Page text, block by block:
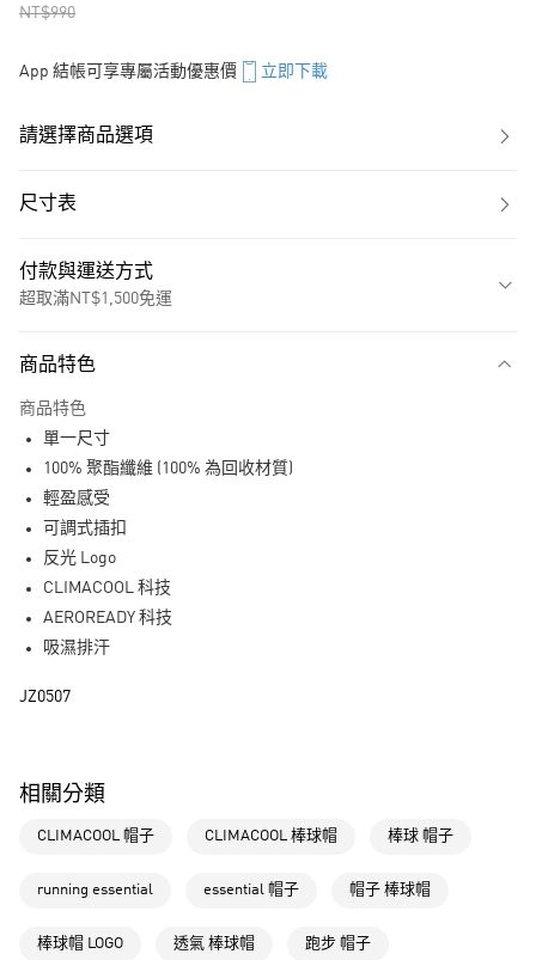
NT$990
App 結帳可享專屬活動優惠價 立即下載
請選擇商品選項
尺寸表
付款與運送方式
超取滿NT$1,500免運
LINE Pay
全家取貨付款
每筆NT$80，滿NT$1,500(含以上)免運費
付款後全家取貨
每筆NT$80，滿NT$1,500(含以上)免運費
付款後萊爾富取貨
每筆NT$80，滿NT$1,500(含以上)免運費
商品特色
商品特色
單一尺寸
100% 聚酯纖維 (100% 為回收材質)
輕盈感受
可調式插扣
反光 Logo
CLIMACOOL 科技
AEROREADY 科技
吸濕排汗
JZ0507
相關分類
CLIMACOOL 帽子 CLIMACOOL 棒球帽 棒球 帽子
running essential essential 帽子 帽子 棒球帽
棒球帽 LOGO 透氣 棒球帽 跑步 帽子